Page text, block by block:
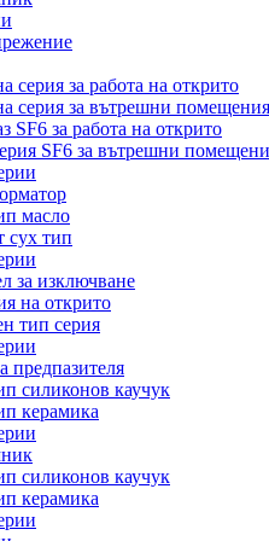
серия за работа на открито
серия за вътрешни помещения
SF6 за работа на открито
SF6 за вътрешни
масло
сух тип
за изключване
на открито
тип серия
предпазителя
силиконов каучук
керамика
силиконов каучук
керамика